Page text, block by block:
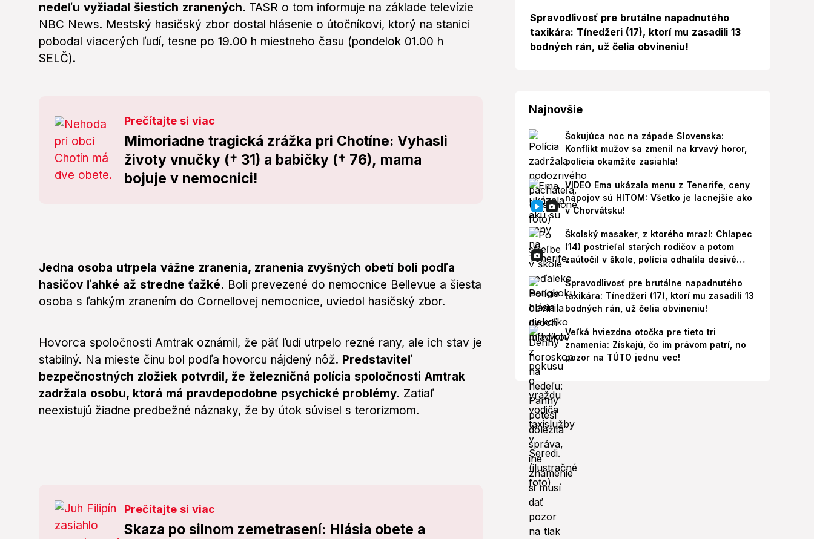
nedeľu vyžiadal šiestich zranených. TASR o tom informuje na základe televízie
NBC News. Mestský hasičský zbor dostal hlásenie o útočníkovi, ktorý na stanici
pobodal viacerých ľudí, tesne po 19.00 h miestneho času (pondelok 01.00 h
SELČ).
Prečítajte si viac
Mimoriadne tragická zrážka pri Chotíne: Vyhasli
životy vnučky († 31) a babičky († 76), mama
bojuje v nemocnici!
Jedna osoba utrpela vážne zranenia, zranenia zvyšných obetí boli podľa
hasičov ľahké až stredne ťažké. Boli prevezené do nemocnice Bellevue a šiesta
osoba s ľahkým zranením do Cornellovej nemocnice, uviedol hasičský zbor.
Hovorca spoločnosti Amtrak oznámil, že päť ľudí utrpelo rezné rany, ale ich stav je
stabilný. Na mieste činu bol podľa hovorcu nájdený nôž. Predstaviteľ
bezpečnostných zložiek potvrdil, že železničná polícia spoločnosti Amtrak
zadržala osobu, ktorá má pravdepodobne psychické problémy. Zatiaľ
neexistujú žiadne predbežné náznaky, že by útok súvisel s terorizmom.
Prečítajte si viac
Skaza po silnom zemetrasení: Hlásia obete a
Spravodlivosť pre brutálne napadnutého
taxikára: Tínedžeri (17), ktorí mu zasadili 13
bodných rán, už čelia obvineniu!
Najnovšie
Šokujúca noc na západe Slovenska:
Konflikt mužov sa zmenil na krvavý horor,
polícia okamžite zasiahla!
VIDEO Ema ukázala menu z Tenerife, ceny
nápojov sú HITOM: Všetko je lacnejšie ako
v Chorvátsku!
Školský masaker, z ktorého mrazí: Chlapec
(14) postrieľal starých rodičov a potom
zaútočil v škole, polícia odhalila desivé
Spravodlivosť pre brutálne napadnutého
taxikára: Tínedžeri (17), ktorí mu zasadili 13
bodných rán, už čelia obvineniu!
Veľká hviezdna otočka pre tieto tri
znamenia: Získajú, čo im právom patrí, no
pozor na TÚTO jednu vec!